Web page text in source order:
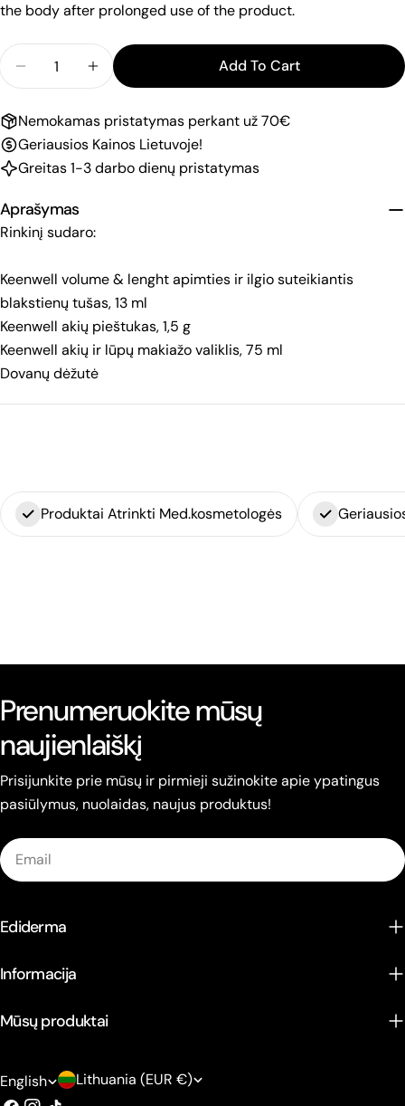
the body after prolonged use of the product.
Decrease Quantity For KEENWELL SUN ATTITUDE
Increase Quantity For KEENWELL SUN
Add To Cart
Nemokamas pristatymas perkant už 70€
Geriausios Kainos Lietuvoje!
Greitas 1-3 darbo dienų pristatymas
Aprašymas
Rinkinį sudaro:
Keenwell volume & lenght apimties ir ilgio suteikiantis
blakstienų tušas, 13 ml
Keenwell akių pieštukas, 1,5 g
Keenwell akių ir lūpų makiažo valiklis, 75 ml
Dovanų dėžutė
Produktai Atrinkti Med.kosmetologės
Prenumeruokite mūsų
naujienlaiškį
Prisijunkite prie mūsų ir pirmieji sužinokite apie ypatingus
pasiūlymus, nuolaidas, naujus produktus!
Email
Ediderma
Informacija
Mūsų produktai
L
English C
Lithuania (EUR €)